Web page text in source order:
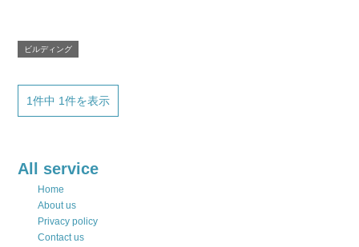
ビルディング
1件中 1件を表示
All service
Home
About us
Privacy policy
Contact us